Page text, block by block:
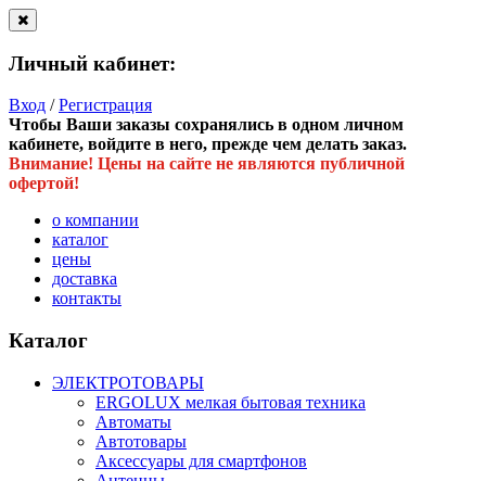
Личный кабинет:
Вход /Регистрация
Чтобы Ваши заказы сохранялись в одном личном
кабинете, войдите в него, прежде чем делать заказ.
Внимание! Цены на сайте не являются публичной
офертой!
о компании
каталог
цены
доставка
контакты
Каталог
ЭЛЕКТРОТОВАРЫ
ERGOLUX мелкая бытовая техника
Автоматы
Автотовары
Аксессуары для смартфонов